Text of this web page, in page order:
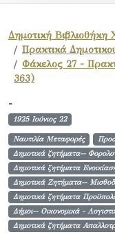
Δημοτική Βιβλιοθήκη
Πρακτικά
Φάκελος 27 -
363)
-
1925 Ιούνιος 22
Ναυτιλία Μεταφορές
Δημοτικά ζητήματα--
Δημοτικά ζητήματα
Δημοτικά Ζητήματα--
Δημοτικά ζητήματα
Δήμοι-- Οικονομικά -
Δημοτικά ζητήματα